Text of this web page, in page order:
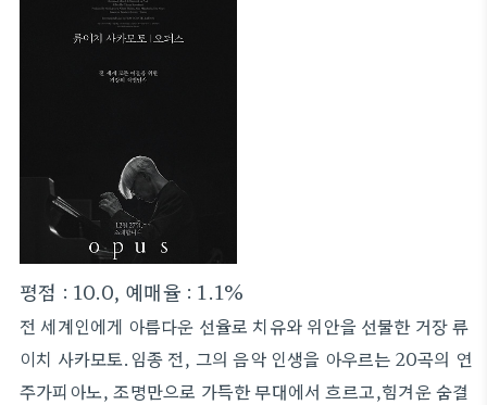
평점 : 10.0, 예매율 : 1.1%
전 세계인에게 아름다운 선율로 치유와 위안을 선물한 거장 류
이치 사카모토.임종 전, 그의 음악 인생을 아우르는 20곡의 연
주가피아노, 조명만으로 가득한 무대에서 흐르고,힘겨운 숨결